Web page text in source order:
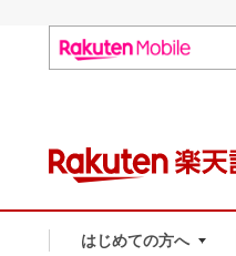
はじめての方へ